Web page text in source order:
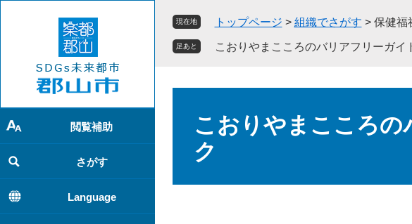
で
す
。
ば
し
て
本
文
へ
閲覧補助
さがす
Language
現在地 トップページ > 組織でさがす > 保健福
足あと こおりやまこころのバリアフリーガイ
こおりやまこころの
ク